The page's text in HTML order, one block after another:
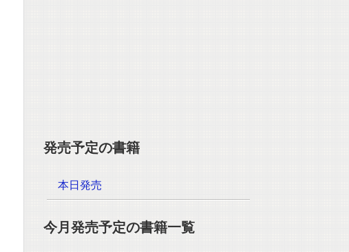
発売予定の書籍
本日発売
今月発売予定の書籍一覧